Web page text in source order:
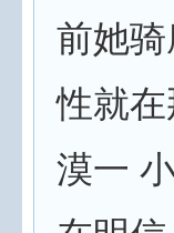
前她
性就
漠一